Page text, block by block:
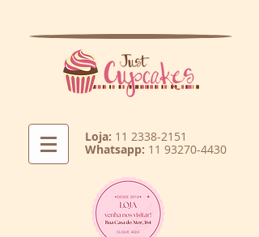
Loja: 11 2338-2151
Whatsapp: 11 93270-4430